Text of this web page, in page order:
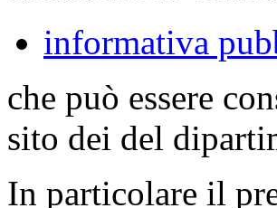
informativa
che può essere
sito dei del
In particolare il